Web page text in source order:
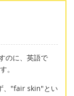
のに、英語で
。
、"fair skin"とい